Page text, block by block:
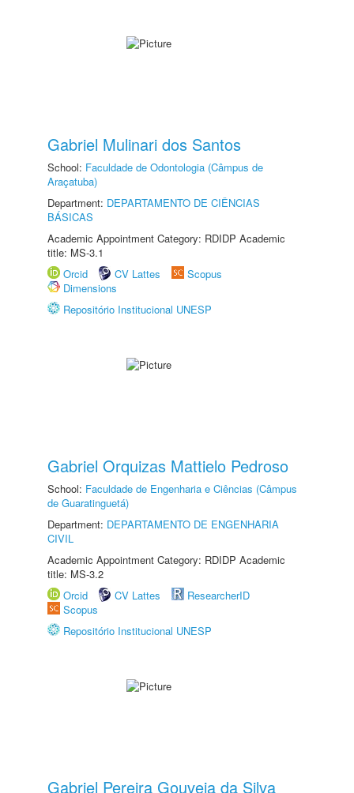
Gabriel Mulinari dos Santos
School: Faculdade de Odontologia (Câmpus de
Araçatuba)
Department: DEPARTAMENTO DE CIÊNCIAS
BÁSICAS
Academic Appointment Category: RDIDP Academic
title: MS-3.1
Orcid
CV Lattes
Scopus
Dimensions
Repositório Institucional UNESP
Gabriel Orquizas Mattielo Pedroso
School: Faculdade de Engenharia e Ciências (Câmpus
de Guaratinguetá)
Department: DEPARTAMENTO DE ENGENHARIA
CIVIL
Academic Appointment Category: RDIDP Academic
title: MS-3.2
Orcid
CV Lattes
ResearcherID
Scopus
Repositório Institucional UNESP
Gabriel Pereira Gouveia da Silva